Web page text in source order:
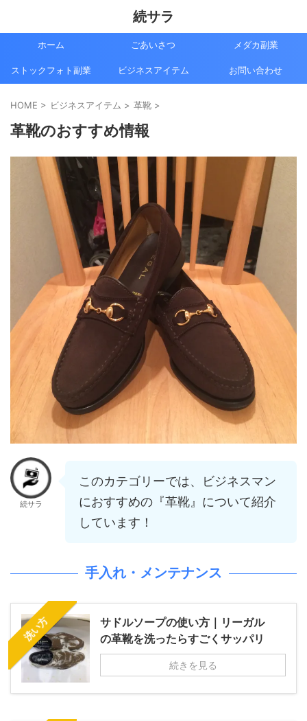
続サラ
ホーム ごあいさつ メダカ副業
ストックフォト副業 ビジネスアイテム お問い合わせ
HOME > ビジネスアイテム > 革靴 >
革靴のおすすめ情報
続サラ
このカテゴリーでは、ビジネスマン
におすすめの『革靴』について紹介
しています！
手入れ・メンテナンス
洗い方
サドルソープの使い方｜リーガル
の革靴を洗ったらすごくサッパリ
続きを見る